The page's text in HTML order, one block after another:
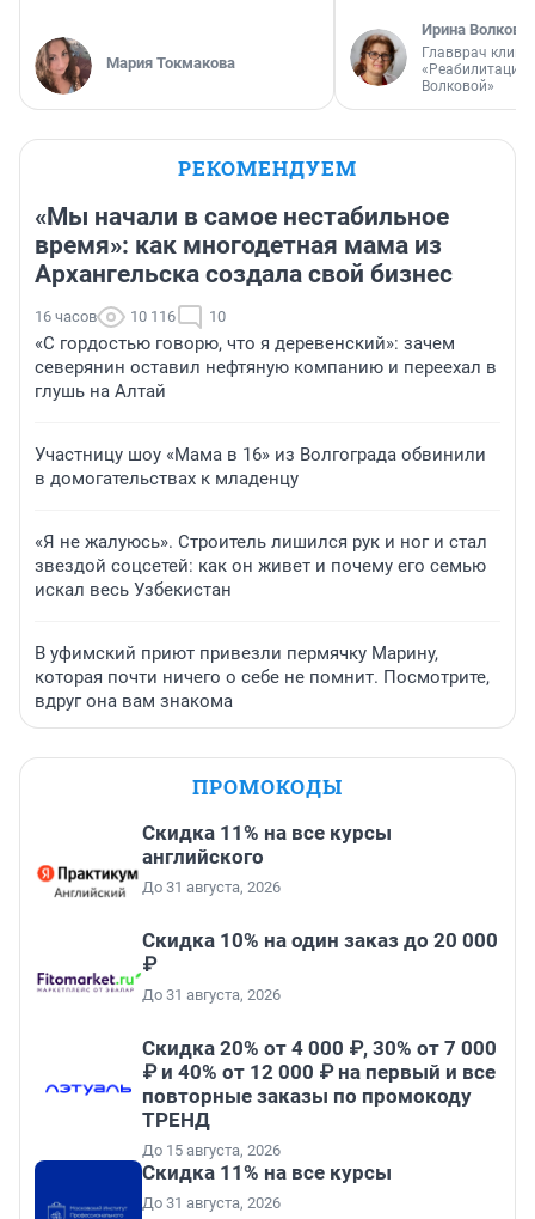
Мария Токмакова
Ирина Волкова
Главврач
«Реабилитация
Волковой»
РЕКОМЕНДУЕМ
«Мы начали в самое нестабильное
время»: как многодетная мама из
Архангельска создала свой бизнес
16 часов 10 116 10
«С гордостью говорю, что я деревенский»: зачем
северянин оставил нефтяную компанию и переехал в
глушь на Алтай
Участницу шоу «Мама в 16» из Волгограда обвинили
в домогательствах к младенцу
«Я не жалуюсь». Строитель лишился рук и ног и стал
звездой соцсетей: как он живет и почему его семью
искал весь Узбекистан
В уфимский приют привезли пермячку Марину,
которая почти ничего о себе не помнит. Посмотрите,
вдруг она вам знакома
ПРОМОКОДЫ
Скидка 11% на все курсы
английского
До 31 августа, 2026
Скидка 10% на один заказ до 20 000
₽
До 31 августа, 2026
Скидка 20% от 4 000 ₽, 30% от 7 000
₽ и 40% от 12 000 ₽ на первый и все
повторные заказы по промокоду
ТРЕНД
До 15 августа, 2026
Скидка 11% на все курсы
До 31 августа, 2026